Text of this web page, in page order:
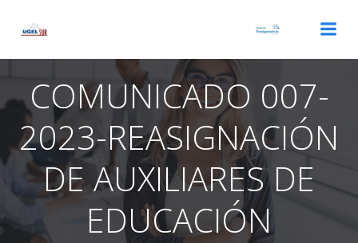
COMUNICADO 007-
2023-REASIGNACIÓN
DE AUXILIARES DE
EDUCACIÓN